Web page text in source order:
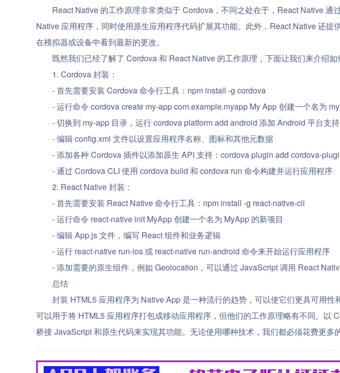
React Native 的工作原理非常类似于 Cordova，不同之处在于，React Native
Native 应用程序，同时使用原生应用程序代码扩展其功能。此外，React Native 还
在模拟器或设备中看到最新的更改。
既然我们已经了解了 Cordova 和 React Native 的工作原理，下面让我们来介绍
1. Cordova 封装：
- 首先需要安装 Cordova 命令行工具：npm install -g cordova
- 运行命令 cordova create my-app com.example.myapp My App 创建一个名为
- 切换到 my-app 目录，运行 cordova platform add android 添加 Android 平台支持
- 编辑 config.xml 文件以设置应用程序名称、图标和其他元数据
- 添加各种 Cordova 插件以添加原生 API 支持：cordova plugin add cordova-
- 通过 Cordova CLI 使用 cordova build 和 cordova run 命令构建并运行应用程序
2. React Native 封装：
- 首先需要安装 React Native 命令行工具：npm install -g react-native-cli
- 运行命令 react-native init MyApp 创建一个名为 MyApp 的新项目
- 编辑 App.js 文件，编写 React 组件和业务逻辑
- 运行 react-native run-ios 或 react-native run-android 命令来开始运行应用程序
- 添加需要的原生组件，例如 Geolocation，可以通过 JavaScript 调用 React
总结
封装 HTML5 应用程序为 Native App 是一种流行的趋势，可以使它们更具可用
可以用于将 HTML5 应用程序打包成移动应用程序，但他们的工作原理略有不同。
桥接 JavaScript 和原生代码来实现其功能。无论使用哪种技术，我们都必须花费更多